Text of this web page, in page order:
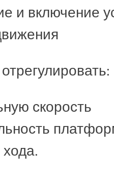
и включение
скорость